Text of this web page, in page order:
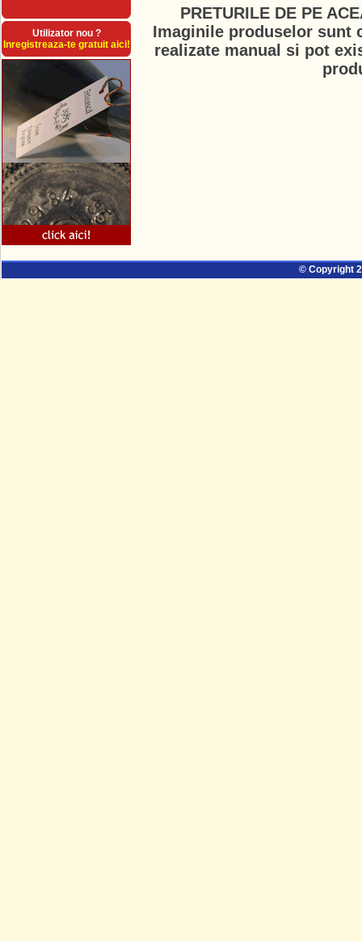
Utilizator nou ?
Inregistreaza-te gratuit aici!
PRETURILE DE PE
Imaginile produselor sunt
realizate manual si pot
© Copyright